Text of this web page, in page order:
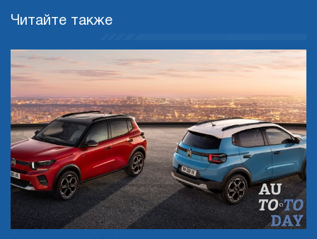
Читайте также